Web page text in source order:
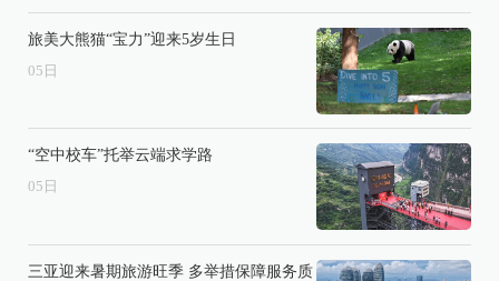
旅美大熊猫“宝力”迎来5岁生日
05 日
“空中校车”托举云端求学路
05 日
三亚迎来暑期旅游旺季 多举措保障服务质